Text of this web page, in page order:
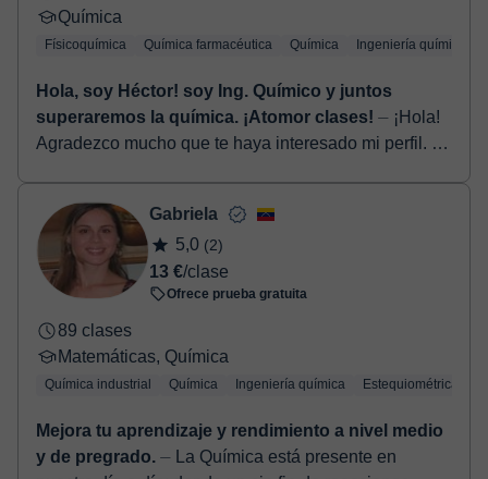
Química
Físicoquímica Química farmacéutica Química Ingeniería química
Hola, soy Héctor! soy Ing. Químico y juntos
superaremos la química. ¡Atomor clases! ⏤ ¡Hola!
Agradezco mucho que te haya interesado mi perfil. Mi
Gabriela
5,0 (2)
13 €/clase
Ofrece prueba gratuita
89 clases
Matemáticas, Química
Química industrial Química Ingeniería química Estequiométrica
Mejora tu aprendizaje y rendimiento a nivel medio
y de pregrado. ⏤ La Química está presente en